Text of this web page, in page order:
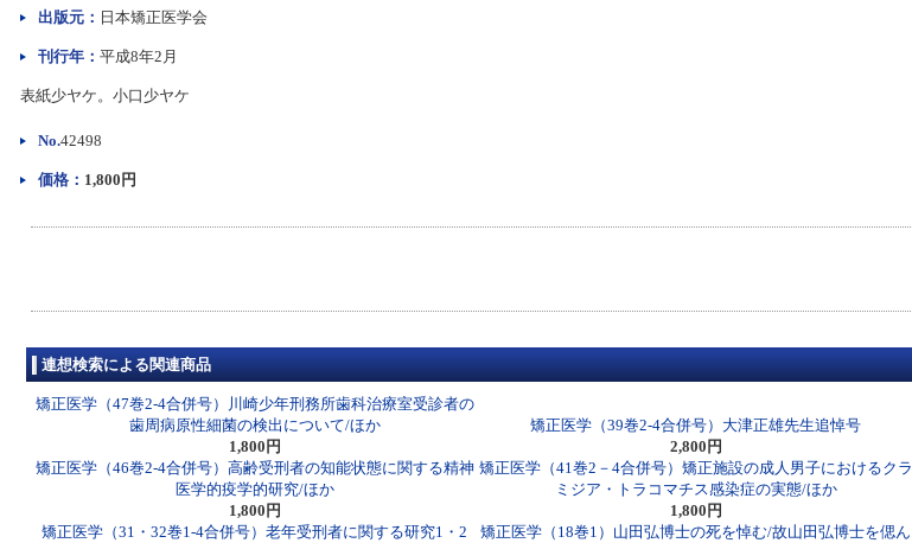
出版元： 日本矯正医学会
刊行年： 平成8年2月
表紙少ヤケ。小口少ヤケ
No.42498
価格： 1,800円
連想検索による関連商品
矯正医学（47巻2-4合併号）川崎少年刑務所歯科治療室受診者の
歯周病原性細菌の検出について/ほか
1,800円
矯正医学（39巻2-4合併号）大津正雄先生追悼号
2,800円
矯正医学（46巻2-4合併号）高齢受刑者の知能状態に関する精神
医学的疫学的研究/ほか
1,800円
矯正医学（41巻2－4合併号）矯正施設の成人男子におけるクラ
ミジア・トラコマチス感染症の実態/ほか
1,800円
矯正医学（31・32巻1-4合併号）老年受刑者に関する研究1・2
矯正医学（18巻1）山田弘博士の死を悼む/故山田弘博士を偲ん